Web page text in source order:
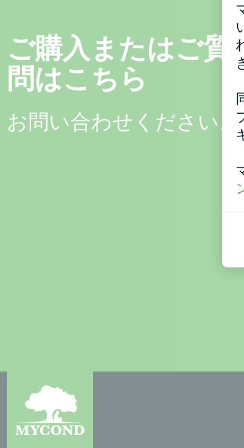
ご購入またはご質
問はこちら
お問い合わせください。